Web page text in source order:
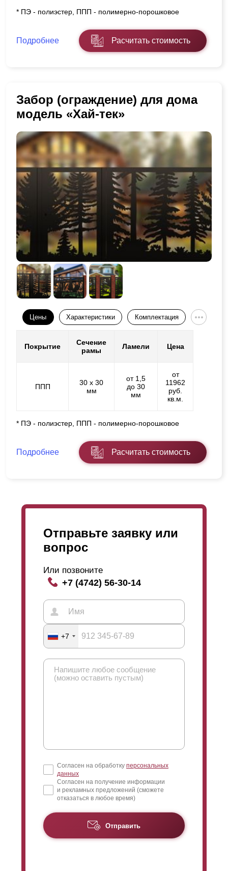
* ПЭ - полиэстер, ППП - полимерно-порошковое
Подробнее Расчитать стоимость
Забор (ограждение) для дома
модель «Хай-тек»
Цены Характеристики Комплектация
Покрытие
Сечение
рамы
Ламели Цена
ППП
30 х 30
мм
от 1,5
до 30
мм
от
11962
руб.
кв.м.
* ПЭ - полиэстер, ППП - полимерно-порошковое
Подробнее Расчитать стоимость
Отправьте заявку или
вопрос
Или позвоните
+7 (4742) 56-30-14
+7
Согласен на обработку персональных
данных
Согласен на получение информации
и рекламных предложений (сможете
отказаться в любое время)
Отправить